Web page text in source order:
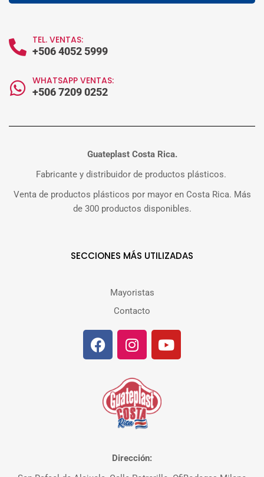
TEL. VENTAS:
+506 4052 5999
WHATSAPP VENTAS:
+506 7209 0252
Guateplast Costa Rica.
Fabricante y distribuidor de productos plásticos.
Venta de productos plásticos por mayor en Costa Rica. Más
de 300 productos disponibles.
SECCIONES MÁS UTILIZADAS
Mayoristas
Contacto
Dirección: